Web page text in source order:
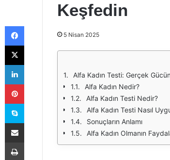
Keşfedin
5 Nisan 2025
Alfa Kadın Testi: Gerçek
Alfa Kadın Nedir?
Alfa Kadın Testi Nedir?
Alfa Kadın Testi Nasıl
Sonuçların Anlamı
Alfa Kadın Olmanın
Facebook
X
LinkedIn
Pinterest
Skype
E-Posta ile paylaş